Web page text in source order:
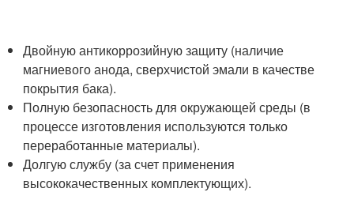
Двойную антикоррозийную защиту (наличие
магниевого анода, сверхчистой эмали в качестве
покрытия бака).
Полную безопасность для окружающей среды (в
процессе изготовления используются только
переработанные материалы).
Долгую службу (за счет применения
высококачественных комплектующих).